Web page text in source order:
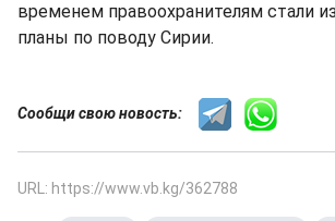
временем правоохранителям стали
планы по поводу Сирии.
Сообщи свою новость:
URL: https://www.vb.kg/362788